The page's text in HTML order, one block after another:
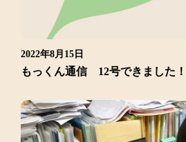
2022年8月15日
もっくん通信 12号できました！